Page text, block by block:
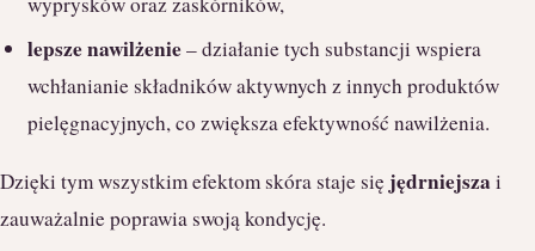
lepsze nawilżenie– działanie tych substancji wspiera
wchłanianie składników aktywnych z innych produktów
pielęgnacyjnych, co zwiększa efektywność nawilżenia.
Dzięki tym wszystkim efektom skóra staje się jędrniejsza i
zauważalnie poprawia swoją kondycję.